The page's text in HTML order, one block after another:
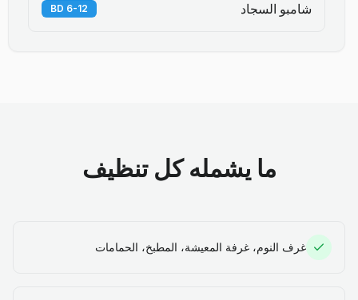
شامبو السجاد 6-12 BD
ما يشمله كل تنظيف
غرف النوم، غرفة المعيشة، المطبخ، الحمامات